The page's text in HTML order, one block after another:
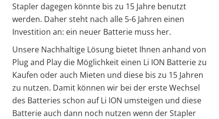
Stapler dagegen könnte bis zu 15 Jahre benutzt
werden. Daher steht nach alle 5-6 Jahren einen
Investition an: ein neuer Batterie muss her.
Unsere Nachhaltige Lösung bietet Ihnen anhand von
Plug and Play die Möglichkeit einen Li ION Batterie zu
Kaufen oder auch Mieten und diese bis zu 15 Jahren
zu nutzen. Damit können wir bei der erste Wechsel
des Batteries schon auf Li ION umsteigen und diese
Batterie auch dann noch nutzen wenn der Stapler